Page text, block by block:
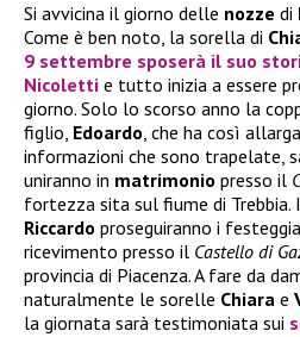
Si avvicina il giorno delle nozze di
Come è ben noto, la sorella di
9 settembre sposerà il suo
Nicoletti e tutto inizia a essere
giorno. Solo lo scorso anno la
figlio, Edoardo, che ha così
informazioni che sono trapelate,
uniranno in matrimonio presso il
fortezza sita sul fiume di Trebbia.
Riccardo proseguiranno i
ricevimento presso il Castello di
provincia di Piacenza. A fare da
naturalmente le sorelle Chiara e
la giornata sarà testimoniata sui